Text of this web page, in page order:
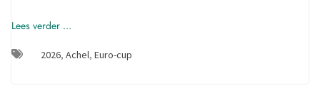
Lees verder ...
2026, Achel, Euro-cup